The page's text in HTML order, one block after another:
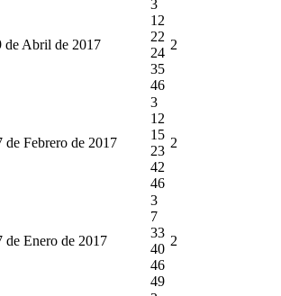
de Abril de 2017
3
12
22
24
35
46
2
de Febrero de 2017
3
12
15
23
42
46
2
de Enero de 2017
3
7
33
40
46
49
2